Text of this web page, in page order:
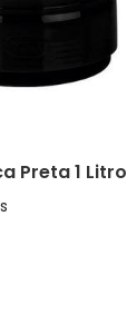
Preta 1 Litro